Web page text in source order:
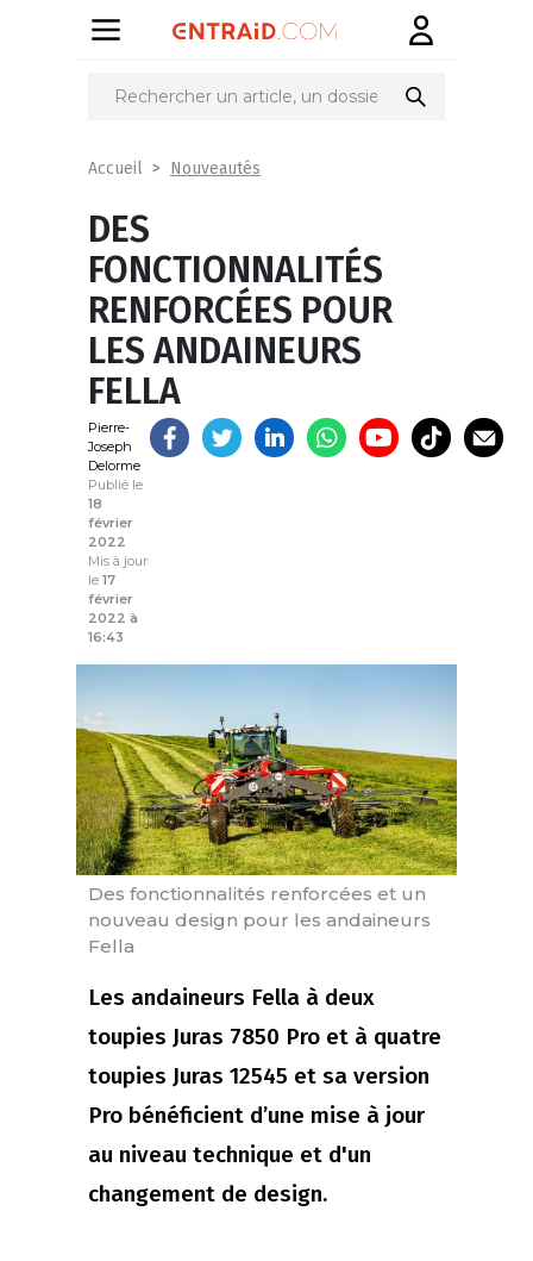
Partager
Accueil Nouveautés
DES
FONCTIONNALITÉS
RENFORCÉES POUR
LES ANDAINEURS
FELLA
Pierre-
Joseph
Delorme
Publié le
18
février
2022
Mis à jour
le 17
février
2022 à
16:43
Des fonctionnalités renforcées et un
nouveau design pour les andaineurs
Fella
Les andaineurs Fella à deux
toupies Juras 7850 Pro et à quatre
toupies Juras 12545 et sa version
Pro bénéficient d’une mise à jour
au niveau technique et d'un
changement de design.